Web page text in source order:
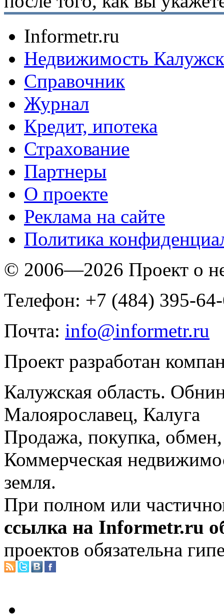
Informetr.ru
Недвижимость
Справочник
Журнал
Кредит, ипотека
Страхование
Партнеры
O проекте
Реклама на сайте
Политика
© 2006—2026 Проект о
Телефон: +7 (484) 395-
Почта: info@informetr.ru
Проект разработан
Калужская область.
Малоярославец, Калуга
Продажа, покупка, обмен,
Коммерческая
земля.
При полном или
ссылка на Informetr.ru
проектов обязательна